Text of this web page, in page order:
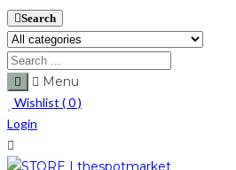
Search
Menu
Wishlist (0)
Login